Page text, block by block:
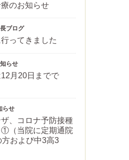
のお知らせ
ブログ
ってきました
らせ
月20日までで
らせ
、コロナ予防接種
（当院に定期通院
および中3高3